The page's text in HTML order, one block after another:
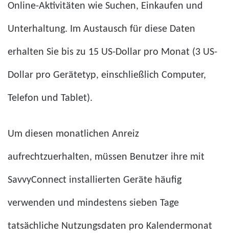
Online-Aktivitäten wie Suchen, Einkaufen und
Unterhaltung. Im Austausch für diese Daten
erhalten Sie bis zu 15 US-Dollar pro Monat (3 US-
Dollar pro Gerätetyp, einschließlich Computer,
Telefon und Tablet).
Um diesen monatlichen Anreiz
aufrechtzuerhalten, müssen Benutzer ihre mit
SavvyConnect installierten Geräte häufig
verwenden und mindestens sieben Tage
tatsächliche Nutzungsdaten pro Kalendermonat